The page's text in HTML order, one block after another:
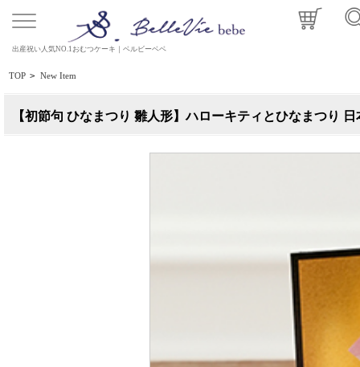
出産祝い人気NO.1おむつケーキ｜ベルビーベベ
TOP > New Item
【初節句 ひなまつり 雛人形】ハローキティとひなまつり